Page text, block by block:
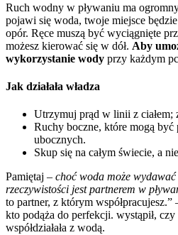
Ruch wodny w pływaniu ma
pojawi się woda, twoje miejsce
opór. Ręce muszą być wyciągnięte
możesz kierować się w dół. Aby
wykorzystanie wody przy każdym
Jak działała władza
Utrzymuj prąd w linii z ciałem;
Ruchy boczne, które mogą być
ubocznych.
Skup się na całym świecie, a
Pamiętaj – choć woda może
rzeczywistości jest partnerem w
to partner, z którym
kto podąża do perfekcji. wystąpił,
współdziałała z wodą.